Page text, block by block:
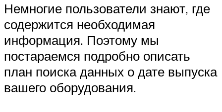
Немногие пользователи знают, где
содержится необходимая
информация. Поэтому мы
постараемся подробно описать
план поиска данных о дате выпуска
вашего оборудования.